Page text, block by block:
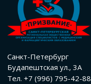
Санкт-Петербург
Будапештская ул., 3А
Тел. +7 (996) 795-42-88